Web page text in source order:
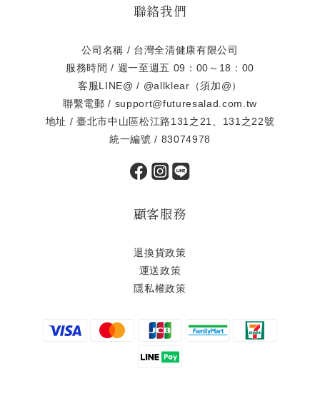
聯絡我們
公司名稱 / 台灣全清健康有限公司
服務時間 / 週一至週五 09：00～18：00
客服LINE@ / @allklear（須加@）
聯繫電郵 / support@futuresalad.com.tw
地址 / 臺北市中山區松江路131之21、131之22號
統一編號 / 83074978
顧客服務
退換貨政策
運送政策
隱私權政策